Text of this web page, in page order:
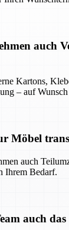
auch
Kartons,
– auf
Möbel
auch
Ihrem Bedarf.
auch